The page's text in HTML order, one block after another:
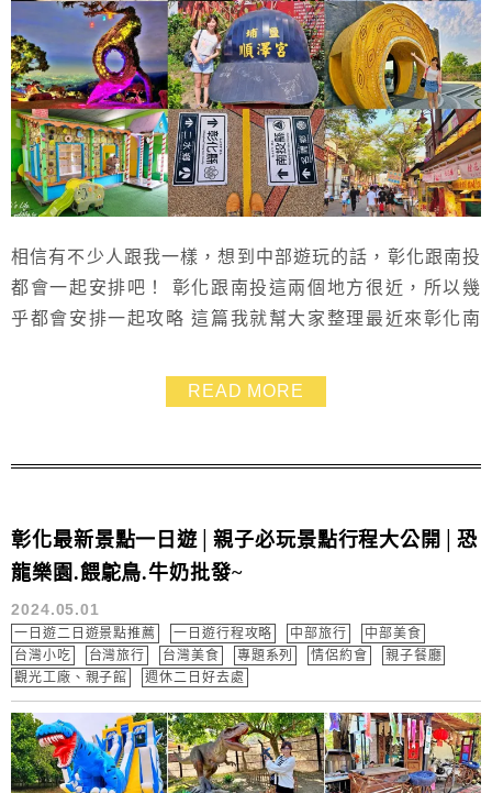
相信有不少人跟我一樣，想到中部遊玩的話，彰化跟南投
都會一起安排吧！ 彰化跟南投這兩個地方很近，所以幾
乎都會安排一起攻略 這篇我就幫大家整理最近來彰化南
蠻推薦的地方哦！ 馬上就來看看有哪些地方你還沒去過
跟著我安排的南投和彰化行程一起GOGO吧~~
READ MORE
彰化最新景點一日遊│親子必玩景點行程大公開│恐
龍樂園.餵鴕鳥.牛奶批發~
2024.05.01
一日遊二日遊景點推薦 一日遊行程攻略 中部旅行
中部美食
台灣小吃
台灣旅行 台灣美食 專題系列 情侶約會
親子餐廳
觀光工廠、親子館
週休二日好去處